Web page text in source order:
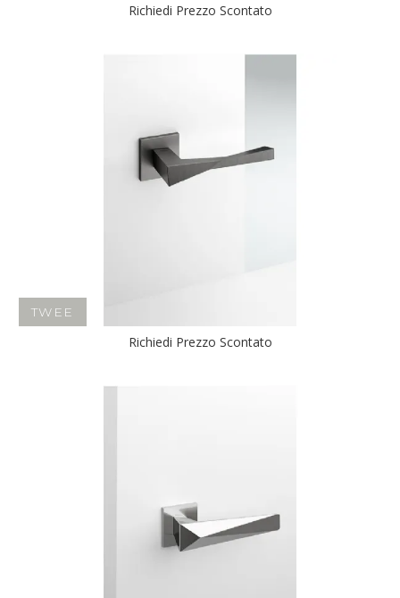
Richiedi Prezzo Scontato
TWEE
Richiedi Prezzo Scontato